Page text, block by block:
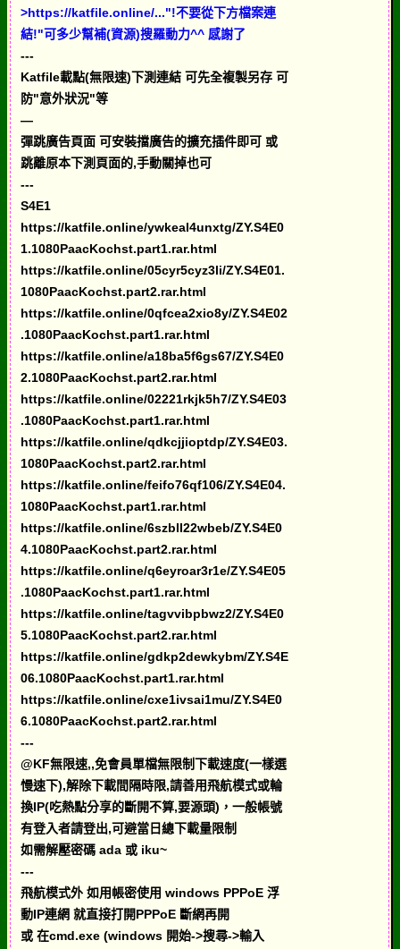
>https://katfile.online/..."!不要從下方檔案連
結!"可多少幫補(資源)搜羅動力^^ 感謝了
---
Katfile載點(無限速)下測連結 可先全複製另存 可
防"意外狀況"等
—
彈跳廣告頁面 可安裝擋廣告的擴充插件即可 或
跳離原本下測頁面的,手動關掉也可
---
S4E1
https://katfile.online/ywkeal4unxtg/ZY.S4E0
1.1080PaacKochst.part1.rar.html
https://katfile.online/05cyr5cyz3li/ZY.S4E01.
1080PaacKochst.part2.rar.html
https://katfile.online/0qfcea2xio8y/ZY.S4E02
.1080PaacKochst.part1.rar.html
https://katfile.online/a18ba5f6gs67/ZY.S4E0
2.1080PaacKochst.part2.rar.html
https://katfile.online/02221rkjk5h7/ZY.S4E03
.1080PaacKochst.part1.rar.html
https://katfile.online/qdkcjjioptdp/ZY.S4E03.
1080PaacKochst.part2.rar.html
https://katfile.online/feifo76qf106/ZY.S4E04.
1080PaacKochst.part1.rar.html
https://katfile.online/6szbll22wbeb/ZY.S4E0
4.1080PaacKochst.part2.rar.html
https://katfile.online/q6eyroar3r1e/ZY.S4E05
.1080PaacKochst.part1.rar.html
https://katfile.online/tagvvibpbwz2/ZY.S4E0
5.1080PaacKochst.part2.rar.html
https://katfile.online/gdkp2dewkybm/ZY.S4E
06.1080PaacKochst.part1.rar.html
https://katfile.online/cxe1ivsai1mu/ZY.S4E0
6.1080PaacKochst.part2.rar.html
---
@KF無限速,,免會員單檔無限制下載速度(一樣選
慢速下),解除下載間隔時限,請善用飛航模式或輪
換IP(吃熱點分享的斷開不算,要源頭)，一般帳號
有登入者請登出,可避當日總下載量限制
如需解壓密碼 ada 或 iku~
---
飛航模式外 如用帳密使用 windows PPPoE 浮
動IP連網 就直接打開PPPoE 斷網再開
或 在cmd.exe (windows 開始->搜尋->輸入